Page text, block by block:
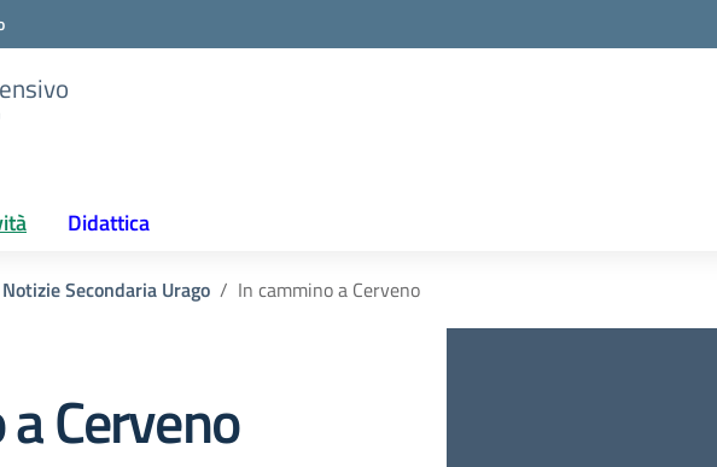
Didattica
Notizie Secondaria Urago In cammino a Cerveno
Cerveno